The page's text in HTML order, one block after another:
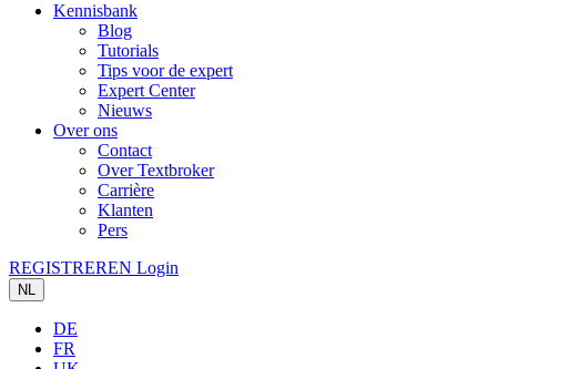
Kennisbank
Blog
Tutorials
Tips voor de expert
Expert Center
Nieuws
Over ons
Contact
Over Textbroker
Carrière
Klanten
Pers
REGISTREREN Login
NL
DE
FR